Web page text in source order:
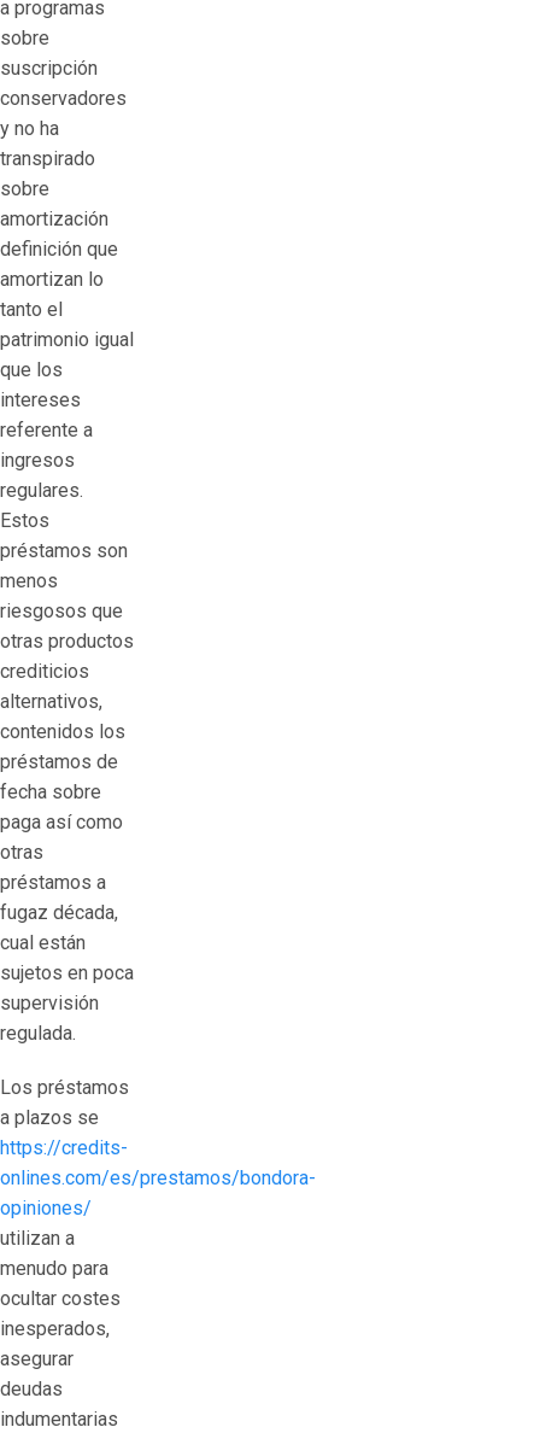
a programas
sobre
suscripción
conservadores
y no ha
transpirado
sobre
amortización
definición que
amortizan lo
tanto el
patrimonio igual
que los
intereses
referente a
ingresos
regulares.
Estos
préstamos son
menos
riesgosos que
otras productos
crediticios
alternativos,
contenidos los
préstamos de
fecha sobre
paga así­ como
otras
préstamos a
fugaz década,
cual están
sujetos en poca
supervisión
regulada.
Los préstamos
a plazos se
https://credits-
onlines.com/es/prestamos/bondora-
opiniones/
utilizan a
menudo para
ocultar costes
inesperados,
asegurar
deudas
indumentarias